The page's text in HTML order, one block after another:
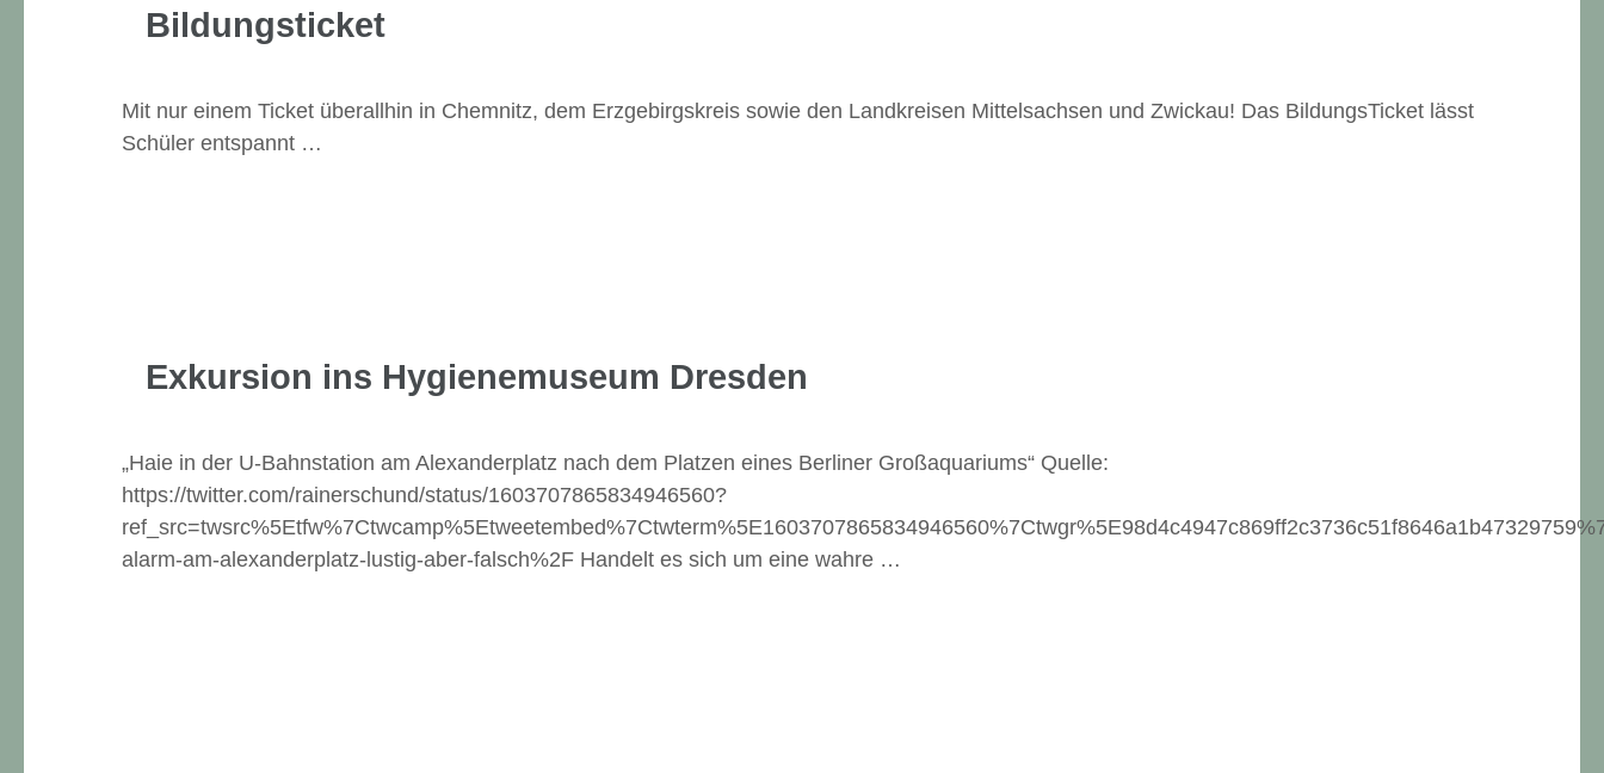
Bildungsticket
Mit nur einem Ticket überallhin in Chemnitz, dem Erzgebirgskreis sowie den Landkreisen Mittelsachsen und Zwickau! Das BildungsTicket lässt
Schüler entspannt …
Exkursion ins Hygienemuseum Dresden
„Haie in der U-Bahnstation am Alexanderplatz nach dem Platzen eines Berliner Großaquariums“ Quelle:
https://twitter.com/rainerschund/status/1603707865834946560?
alarm-am-alexanderplatz-lustig-aber-falsch%2F Handelt es sich um eine wahre …